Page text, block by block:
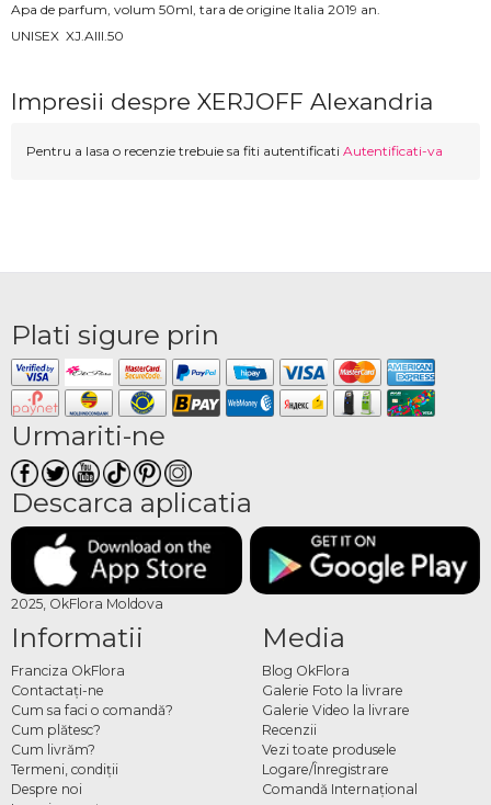
Apa de parfum, volum 50ml, tara de origine Italia 2019 an.
UNISEX XJ.AIII.50
Impresii despre XERJOFF Alexandria
Pentru a lasa o recenzie trebuie sa fiti autentificati Autentificati-va
Plati sigure prin
Urmariti-ne
Descarca aplicatia
2025, OkFlora Moldova
Informatii
Franciza OkFlora
Contactaţi-ne
Cum sa faci o comandă?
Cum plătesc?
Cum livrăm?
Termeni, condiţii
Despre noi
Media
Blog OkFlora
Galerie Foto la livrare
Galerie Video la livrare
Recenzii
Vezi toate produsele
Logare/Înregistrare
Comandă Internațional